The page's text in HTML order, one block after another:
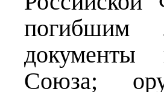
погибшим
документы
Союза;